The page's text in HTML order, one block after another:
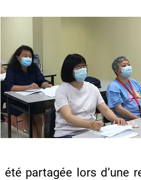
partagée lors d’une